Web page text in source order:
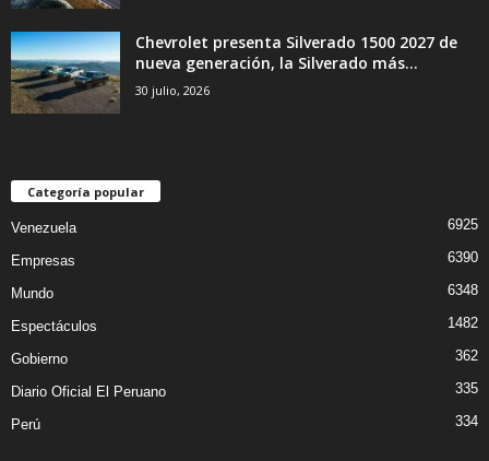
Chevrolet presenta Silverado 1500 2027 de
nueva generación, la Silverado más...
30 julio, 2026
Categoría popular
Venezuela 6925
Empresas 6390
Mundo 6348
Espectáculos 1482
Gobierno 362
Diario Oficial El Peruano 335
Perú 334